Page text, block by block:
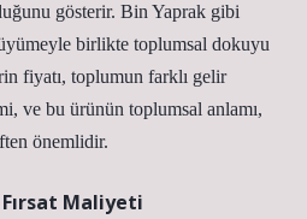
gösterir. Bin Yaprak gibi
birlikte toplumsal dokuyu
fiyatı, toplumun farklı gelir
ve bu ürünün toplumsal anlamı,
önemlidir.
Maliyeti